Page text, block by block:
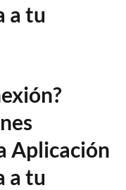
a tu
Aplicación
a tu